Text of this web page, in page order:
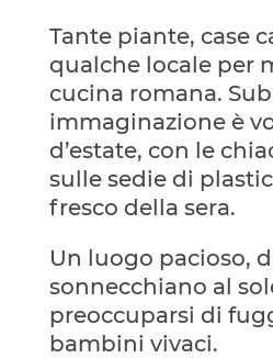
Tante piante, case
qualche locale per
cucina romana.
immaginazione è
d’estate, con le
sulle sedie di
fresco della sera.
Un luogo pacioso,
sonnecchiano al
preoccuparsi di
bambini vivaci.